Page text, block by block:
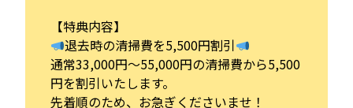
【特典内容】
退去時の清掃費を5,500円割引
通常33,000円～55,000円の清掃費から5,500
円を割引いたします。
先着順のため、お急ぎくださいませ！